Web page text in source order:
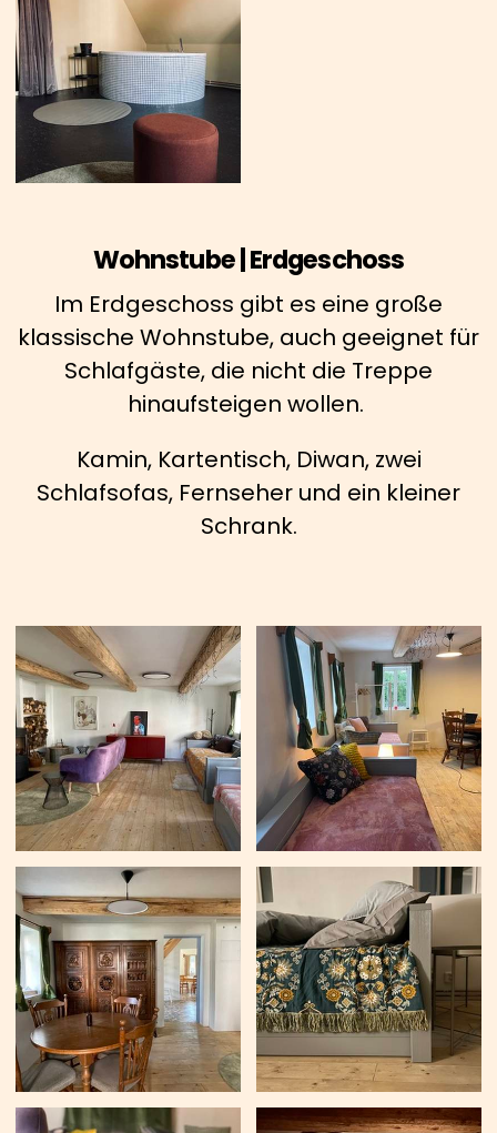
Wohnstube | Erdgeschoss
Im Erdgeschoss gibt es eine große
klassische Wohnstube, auch geeignet für
Schlafgäste, die nicht die Treppe
hinaufsteigen wollen.
Kamin, Kartentisch, Diwan, zwei
Schlafsofas, Fernseher und ein kleiner
Schrank.